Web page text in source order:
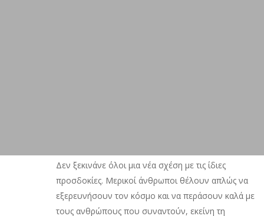
Δεν ξεκινάνε όλοι μια νέα σχέση με τις ίδιες
προσδοκίες. Μερικοί άνθρωποι θέλουν απλώς να
εξερευνήσουν τον κόσμο και να περάσουν καλά με
τους ανθρώπους που συναντούν, εκείνη τη